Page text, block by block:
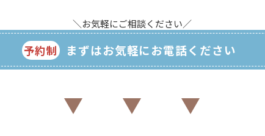
＼お気軽にご相談ください／
予約制 まずはお気軽にお電話ください
▼ ▼ ▼